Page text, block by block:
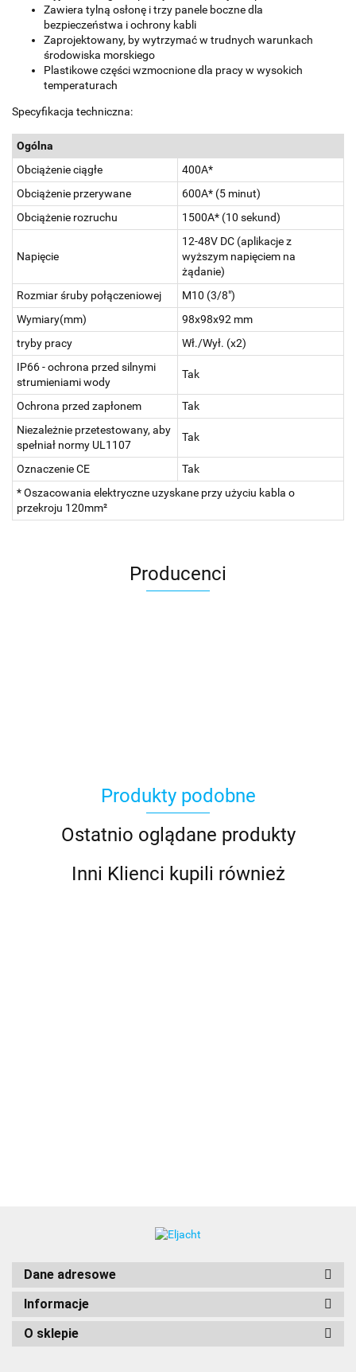
Zawiera tylną osłonę i trzy panele boczne dla
bezpieczeństwa i ochrony kabli
Zaprojektowany, by wytrzymać w trudnych warunkach
środowiska morskiego
Plastikowe części wzmocnione dla pracy w wysokich
temperaturach
Specyfikacja techniczna:
Ogólna
Obciążenie ciągłe
400A*
Obciążenie przerywane
600A* (5 minut)
Obciążenie rozruchu
1500A* (10 sekund)
Napięcie
12-48V DC (aplikacje z
wyższym napięciem na
żądanie)
Rozmiar śruby połączeniowej
M10 (3/8")
Wymiary(mm)
98x98x92 mm
tryby pracy
Wł./Wył. (x2)
IP66 - ochrona przed silnymi
strumieniami wody
Tak
Ochrona przed zapłonem
Tak
Niezależnie przetestowany, aby
spełniał normy UL1107
Tak
Oznaczenie CE
Tak
* Oszacowania elektryczne uzyskane przy użyciu kabla o
przekroju 120mm²
Producenci
Produkty podobne
Ostatnio oglądane produkty
Inni Klienci kupili również
Dane adresowe
Informacje
O sklepie